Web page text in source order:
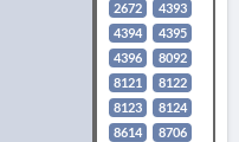
2672
4393
4394
4395
4396
8092
8121
8122
8123
8124
8614
8706